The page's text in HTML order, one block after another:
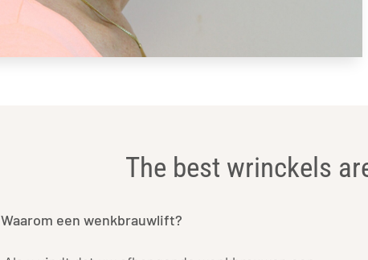
The best wrinckels
Waarom een wenkbrauwlift?